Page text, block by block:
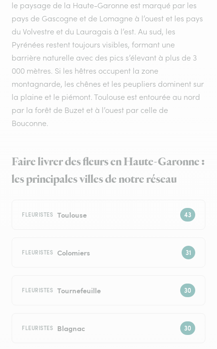
le paysage de la Haute-Garonne est marqué par les
pays de Gascogne et de Lomagne à l’ouest et les pays
du Volvestre et du Lauragais à l’est. Au sud, les
Pyrénées restent toujours visibles, formant une
barrière naturelle avec des pics s’élevant à plus de 3
000 mètres. Si les hêtres occupent la zone
montagnarde, les chênes et les peupliers dominent sur
la plaine et le piémont. Toulouse est entourée au nord
par la forêt de Buzet et à l’ouest par celle de
Bouconne.
Faire livrer des fleurs en Haute-Garonne :
les principales villes de notre réseau
FLEURISTES Toulouse
FLEURISTES Colomiers
FLEURISTES Tournefeuille
FLEURISTES Blagnac